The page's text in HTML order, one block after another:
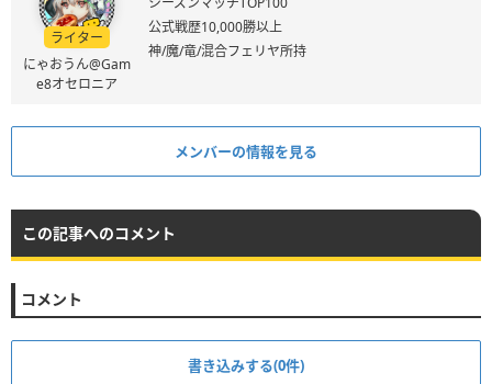
ライター
にゃおうん@Gam
e8オセロニア
公式戦歴10,000勝以上
神/魔/竜/混合フェリヤ所持
メンバーの情報を見る
この記事へのコメント
コメント
書き込みする(0件)